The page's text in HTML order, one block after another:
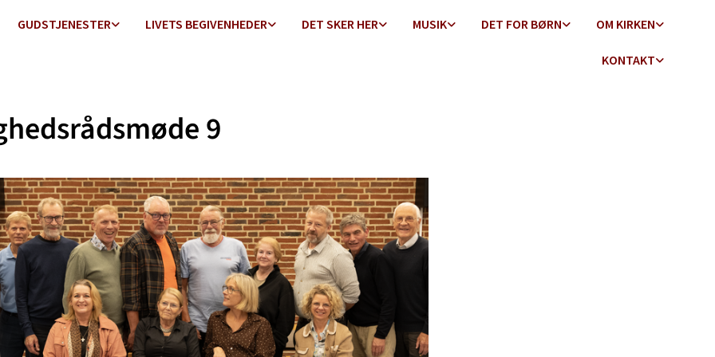
GUDSTJENESTER LIVETS BEGIVENHEDER DET SKER HER MUSIK DET FOR BØRN OM KIRKEN
KONTAKT
9